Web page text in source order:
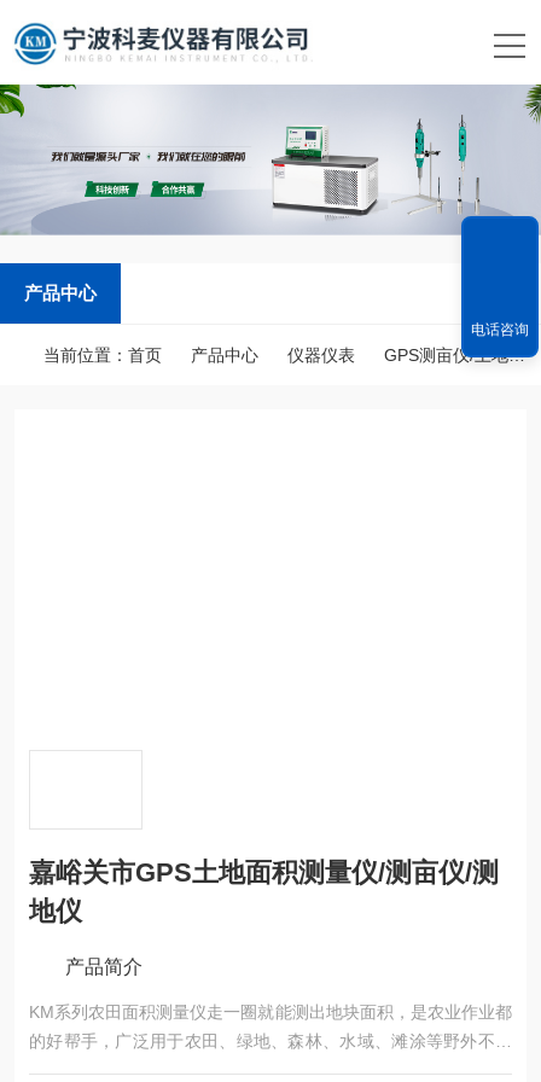
产品中心
当前位置： 首页 产品中心 仪器仪表 GPS测亩仪/土地面积测量仪
嘉峪关市GPS土地面积测量仪/测亩仪/测
地仪
产品简介
KM系列农田面积测量仪走一圈就能测出地块面积，是农业作业都
的好帮手，广泛用于农田、绿地、森林、水域、滩涂等野外不规
则区域面积的精确测量。
电话咨询